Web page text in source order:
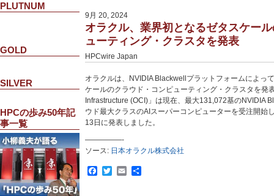
PLUTNUM
GOLD
SILVER
HPCの歩み50年記
事一覧
9月 20, 2024
オラクル、業界初となるゼタスケー
ューティング・クラスタを発表
HPCwire Japan
オラクルは、NVIDIA Blackwellプラットフォームによっ
ケールのクラウド・コンピューティング・クラスタを発
Infrastructure (OCI)」は現在、最大131,072基のNVIDIA
ウド最大クラスのAIスーパーコンピューターを受注開始
13日に発表しました。
—————-
ソース: 日本オラクル株式会社
Facebook
TwitterEmail
共